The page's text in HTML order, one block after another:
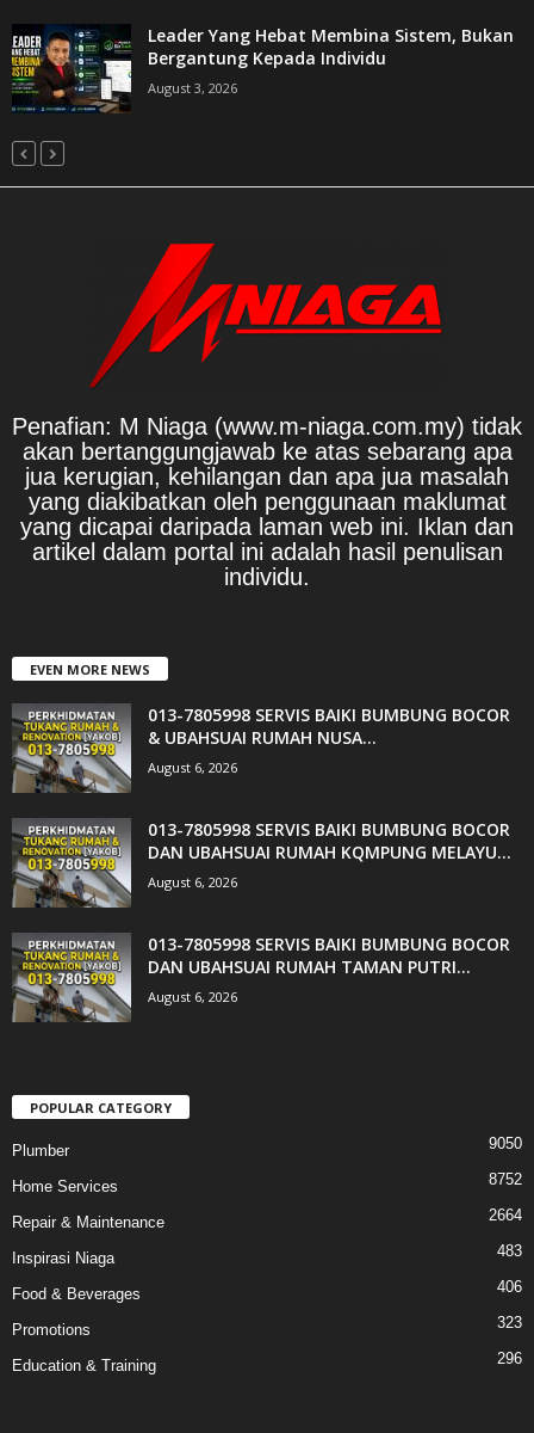
Leader Yang Hebat Membina Sistem, Bukan
Bergantung Kepada Individu
August 3, 2026
Penafian: M Niaga (www.m-niaga.com.my) tidak
akan bertanggungjawab ke atas sebarang apa
jua kerugian, kehilangan dan apa jua masalah
yang diakibatkan oleh penggunaan maklumat
yang dicapai daripada laman web ini. Iklan dan
artikel dalam portal ini adalah hasil penulisan
individu.
EVEN MORE NEWS
013-7805998 SERVIS BAIKI BUMBUNG BOCOR
& UBAHSUAI RUMAH NUSA...
August 6, 2026
013-7805998 SERVIS BAIKI BUMBUNG BOCOR
DAN UBAHSUAI RUMAH KQMPUNG MELAYU...
August 6, 2026
013-7805998 SERVIS BAIKI BUMBUNG BOCOR
DAN UBAHSUAI RUMAH TAMAN PUTRI...
August 6, 2026
POPULAR CATEGORY
Plumber 9050
Home Services 8752
Repair & Maintenance 2664
Inspirasi Niaga 483
Food & Beverages 406
Promotions 323
Education & Training 296